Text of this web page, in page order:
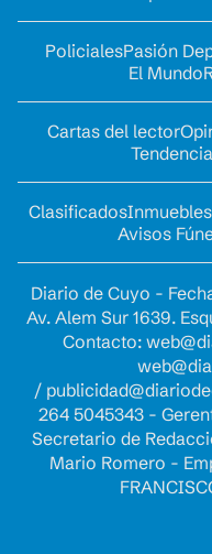
PolicialesPasión
El Mundo
Cartas del lector
Tendencia
ClasificadosInmuebles
Avisos
Diario de Cuyo -
Av. Alem Sur 1639.
Contacto:
/
264 5045343 -
Secretario de
Mario Romero -